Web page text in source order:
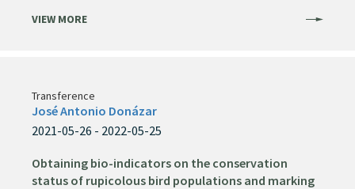
VIEW MORE
Transference
José Antonio Donázar
2021-05-26 - 2022-05-25
Obtaining bio-indicators on the conservation
status of rupicolous bird populations and marking